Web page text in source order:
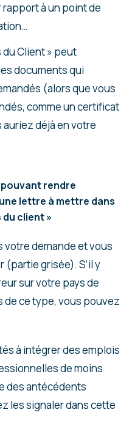
à un point de
Client » peut
documents qui
(alors que vous
comme un certificat
déjà en votre
rendre
lettre à mettre dans
client »
votre demande et vous
(partie grisée). S’il y
sur votre pays de
de ce type, vous pouvez
à intégrer des emplois
de moins
des antécédents
les signaler dans cette